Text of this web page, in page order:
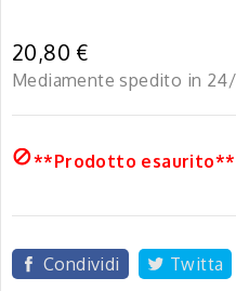
20,80 €
Mediamente spedito in
**Prodotto esaurito**
Condividi Twitta